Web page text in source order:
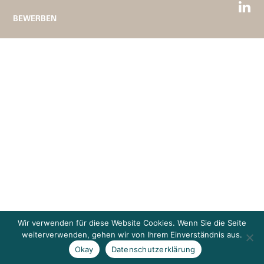
BEWERBEN
Wir verwenden für diese Website Cookies. Wenn Sie die Seite
weiterverwenden, gehen wir von Ihrem Einverständnis aus.
Okay
Datenschutzerklärung